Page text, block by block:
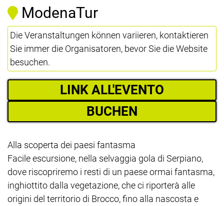
ModenaTur
Die Veranstaltungen können variieren, kontaktieren
Sie immer die Organisatoren, bevor Sie die Website
besuchen.
LINK ALL'EVENTO
BUCHEN
Alla scoperta dei paesi fantasma
Facile escursione, nella selvaggia gola di Serpiano,
dove riscopriremo i resti di un paese ormai fantasma,
inghiottito dalla vegetazione, che ci riporterà alle
origini del territorio di Brocco, fino alla nascosta e